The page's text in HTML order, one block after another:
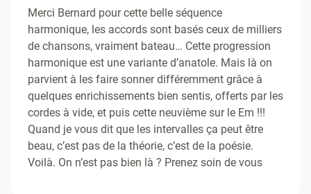
Merci Bernard pour cette belle séquence
harmonique, les accords sont basés ceux de milliers
de chansons, vraiment bateau… Cette progression
harmonique est une variante d’anatole. Mais là on
parvient à les faire sonner différemment grâce à
quelques enrichissements bien sentis, offerts par les
cordes à vide, et puis cette neuvième sur le Em !!!
Quand je vous dit que les intervalles ça peut être
beau, c’est pas de la théorie, c’est de la poésie.
Voilà. On n’est pas bien là ? Prenez soin de vous